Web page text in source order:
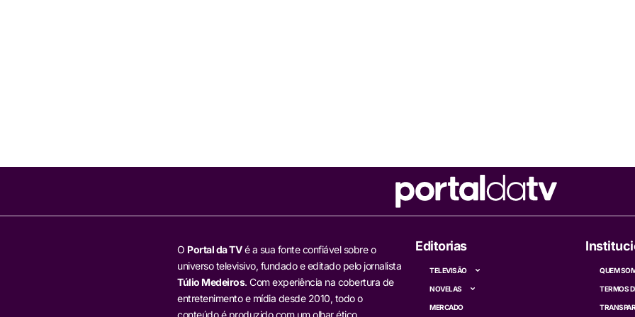
O Portal da TVé a sua fonte confiável sobre o
universo televisivo, fundado e editado pelo jornalista
Túlio Medeiros. Com experiência na cobertura de
entretenimento e mídia desde 2010, todo o
Editorias
TELEVISÃO
NOVELAS
MERCADO
QUEM
TERMOS